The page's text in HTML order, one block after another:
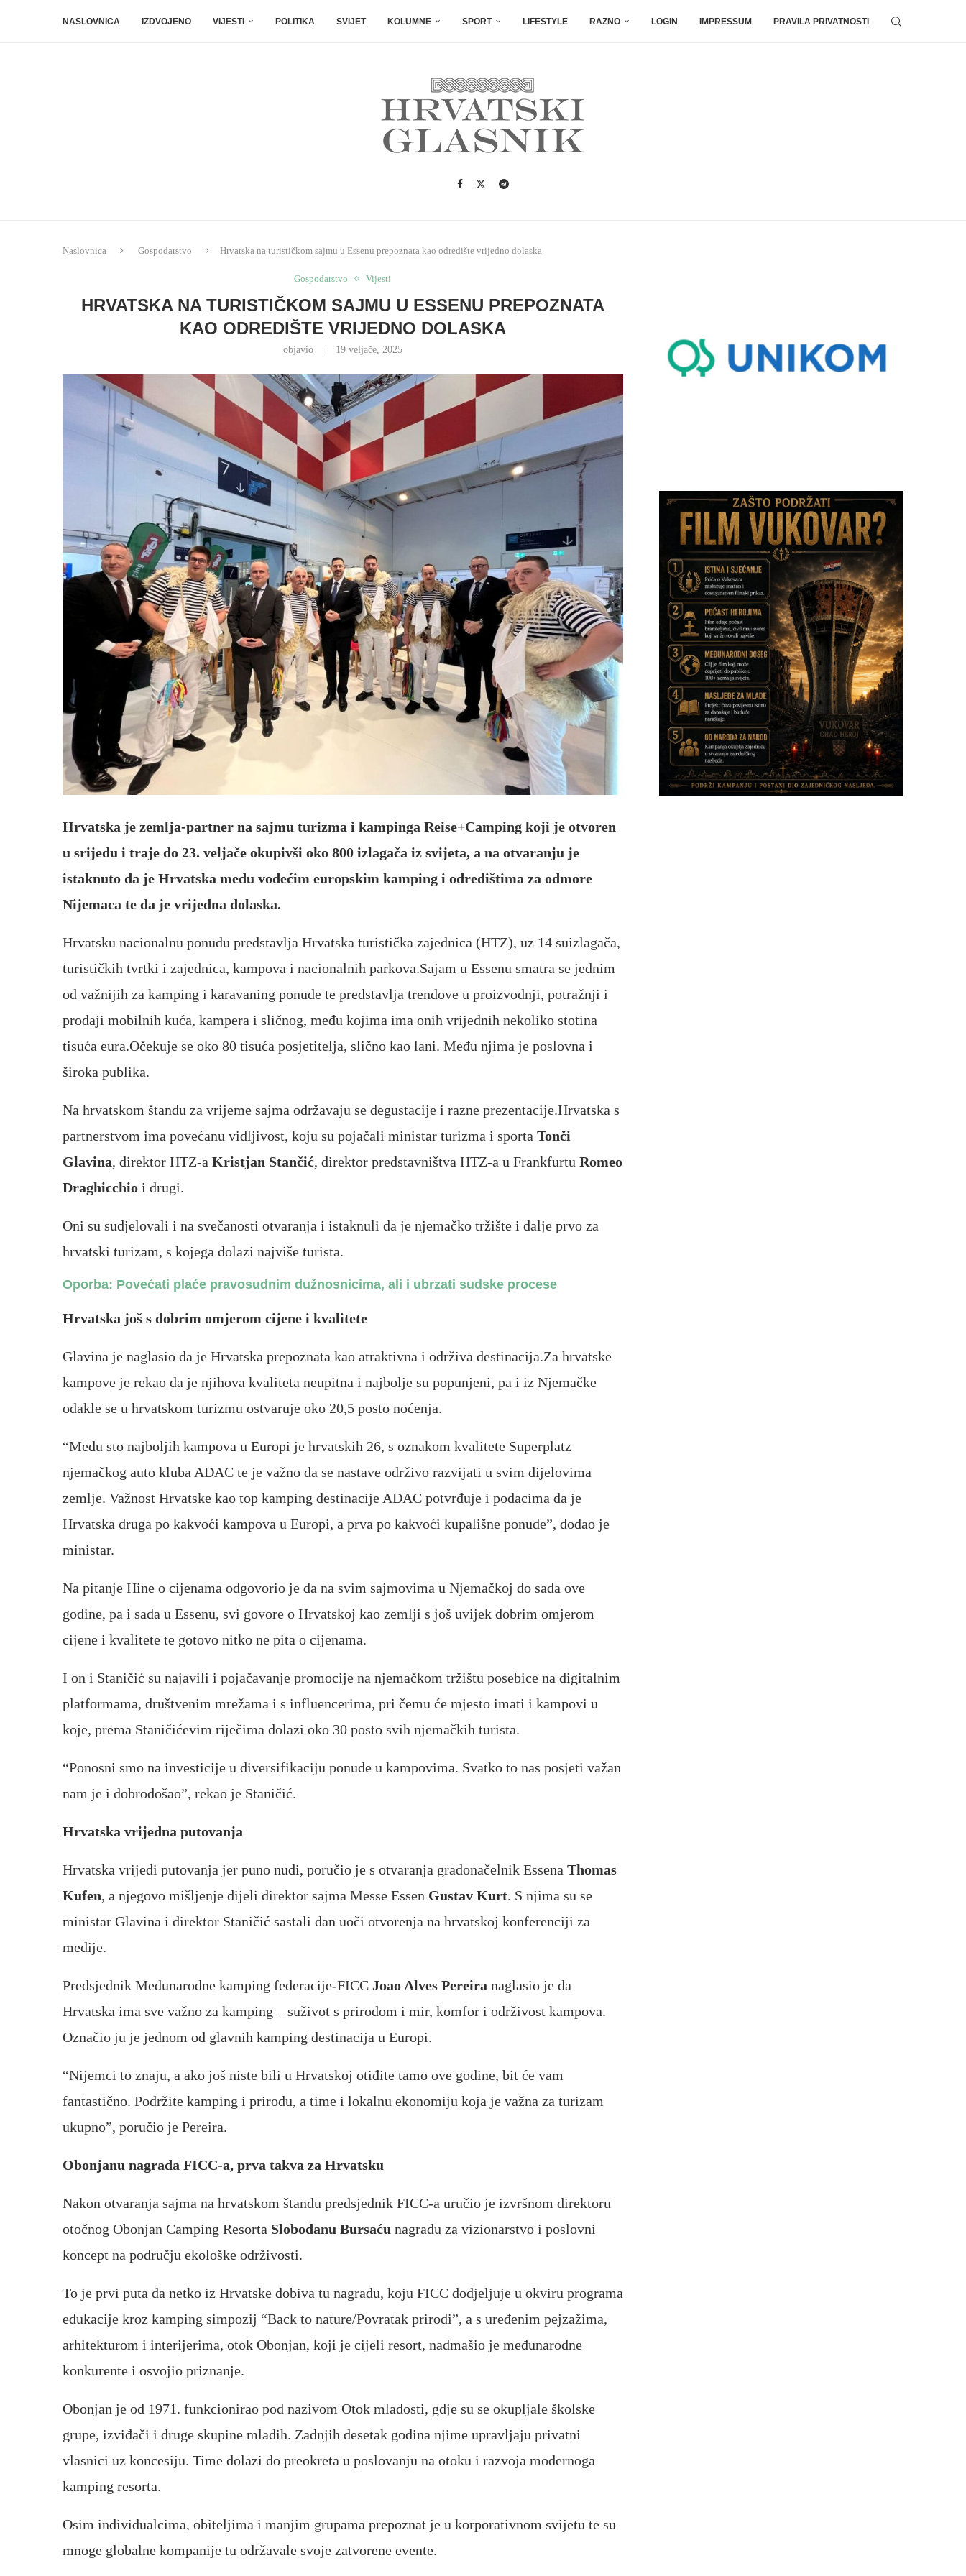
NASLOVNICA IZDVOJENO VIJESTI POLITIKA SVIJET KOLUMNE SPORT LIFESTYLE RAZNO LOGIN IMPRESSUM PRAVILA PRIVATNOSTI
Naslovnica Gospodarstvo Hrvatska na turističkom sajmu u Essenu prepoznata kao odredište vrijedno dolaska
Gospodarstvo Vijesti
HRVATSKA NA TURISTIČKOM SAJMU U ESSENU PREPOZNATA
KAO ODREDIŠTE VRIJEDNO DOLASKA
objavio 19 veljače, 2025
Hrvatska je zemlja-partner na sajmu turizma i kampinga Reise+Camping koji je otvoren
u srijedu i traje do 23. veljače okupivši oko 800 izlagača iz svijeta, a na otvaranju je
istaknuto da je Hrvatska među vodećim europskim kamping i odredištima za odmore
Nijemaca te da je vrijedna dolaska.
Hrvatsku nacionalnu ponudu predstavlja Hrvatska turistička zajednica (HTZ), uz 14 suizlagača,
turističkih tvrtki i zajednica, kampova i nacionalnih parkova.Sajam u Essenu smatra se jednim
od važnijih za kamping i karavaning ponude te predstavlja trendove u proizvodnji, potražnji i
prodaji mobilnih kuća, kampera i sličnog, među kojima ima onih vrijednih nekoliko stotina
tisuća eura.Očekuje se oko 80 tisuća posjetitelja, slično kao lani. Među njima je poslovna i
široka publika.
Na hrvatskom štandu za vrijeme sajma održavaju se degustacije i razne prezentacije.Hrvatska s
partnerstvom ima povećanu vidljivost, koju su pojačali ministar turizma i sporta Tonči
Glavina, direktor HTZ-a Kristjan Stančić, direktor predstavništva HTZ-a u Frankfurtu Romeo
Draghicchio i drugi.
Oni su sudjelovali i na svečanosti otvaranja i istaknuli da je njemačko tržište i dalje prvo za
hrvatski turizam, s kojega dolazi najviše turista.
Oporba: Povećati plaće pravosudnim dužnosnicima, ali i ubrzati sudske procese
Hrvatska još s dobrim omjerom cijene i kvalitete
Glavina je naglasio da je Hrvatska prepoznata kao atraktivna i održiva destinacija.Za hrvatske
kampove je rekao da je njihova kvaliteta neupitna i najbolje su popunjeni, pa i iz Njemačke
odakle se u hrvatskom turizmu ostvaruje oko 20,5 posto noćenja.
“Među sto najboljih kampova u Europi je hrvatskih 26, s oznakom kvalitete Superplatz
njemačkog auto kluba ADAC te je važno da se nastave održivo razvijati u svim dijelovima
zemlje. Važnost Hrvatske kao top kamping destinacije ADAC potvrđuje i podacima da je
Hrvatska druga po kakvoći kampova u Europi, a prva po kakvoći kupališne ponude”, dodao je
ministar.
Na pitanje Hine o cijenama odgovorio je da na svim sajmovima u Njemačkoj do sada ove
godine, pa i sada u Essenu, svi govore o Hrvatskoj kao zemlji s još uvijek dobrim omjerom
cijene i kvalitete te gotovo nitko ne pita o cijenama.
I on i Staničić su najavili i pojačavanje promocije na njemačkom tržištu posebice na digitalnim
platformama, društvenim mrežama i s influencerima, pri čemu će mjesto imati i kampovi u
koje, prema Staničićevim riječima dolazi oko 30 posto svih njemačkih turista.
“Ponosni smo na investicije u diversifikaciju ponude u kampovima. Svatko to nas posjeti važan
nam je i dobrodošao”, rekao je Staničić.
Hrvatska vrijedna putovanja
Hrvatska vrijedi putovanja jer puno nudi, poručio je s otvaranja gradonačelnik Essena Thomas
Kufen, a njegovo mišljenje dijeli direktor sajma Messe Essen Gustav Kurt. S njima su se
ministar Glavina i direktor Staničić sastali dan uoči otvorenja na hrvatskoj konferenciji za
medije.
Predsjednik Međunarodne kamping federacije-FICC Joao Alves Pereira naglasio je da
Hrvatska ima sve važno za kamping – suživot s prirodom i mir, komfor i održivost kampova.
Označio ju je jednom od glavnih kamping destinacija u Europi.
“Nijemci to znaju, a ako još niste bili u Hrvatskoj otiđite tamo ove godine, bit će vam
fantastično. Podržite kamping i prirodu, a time i lokalnu ekonomiju koja je važna za turizam
ukupno”, poručio je Pereira.
Obonjanu nagrada FICC-a, prva takva za Hrvatsku
Nakon otvaranja sajma na hrvatskom štandu predsjednik FICC-a uručio je izvršnom direktoru
otočnog Obonjan Camping Resorta Slobodanu Bursaću nagradu za vizionarstvo i poslovni
koncept na području ekološke održivosti.
To je prvi puta da netko iz Hrvatske dobiva tu nagradu, koju FICC dodjeljuje u okviru programa
edukacije kroz kamping simpozij “Back to nature/Povratak prirodi”, a s uređenim pejzažima,
arhitekturom i interijerima, otok Obonjan, koji je cijeli resort, nadmašio je međunarodne
konkurente i osvojio priznanje.
Obonjan je od 1971. funkcionirao pod nazivom Otok mladosti, gdje su se okupljale školske
grupe, izviđači i druge skupine mladih. Zadnjih desetak godina njime upravljaju privatni
vlasnici uz koncesiju. Time dolazi do preokreta u poslovanju na otoku i razvoja modernoga
kamping resorta.
Osim individualcima, obiteljima i manjim grupama prepoznat je u korporativnom svijetu te su
mnoge globalne kompanije tu održavale svoje zatvorene evente.